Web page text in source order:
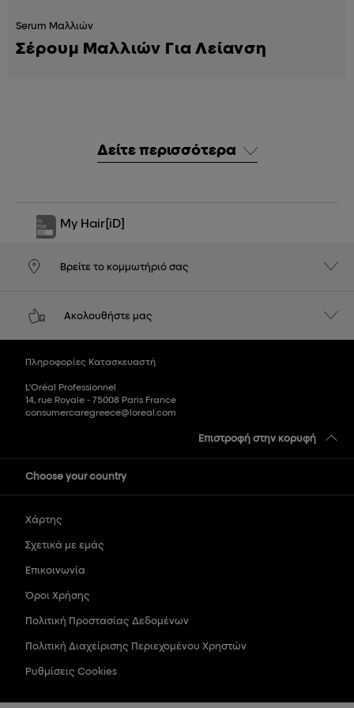
Serum Μαλλιών
Σέρουμ Μαλλιών Για Λείανση
Δείτε περισσότερα
My Hair[iD]
Βρείτε το κομμωτήριό σας
Ακολουθήστε μας
Πληροφορίες Κατασκευαστή
L'Oréal Professionnel
14, rue Royale - 75008 Paris France
consumercaregreece@loreal.com
Επιστροφή στην κορυφή
Choose your country
Χάρτης
Σχετικά με εμάς
Επικοινωνία
Όροι Χρήσης
Πολιτική Προστασίας Δεδομένων
Πολιτική Διαχείρισης Περιεχομένου Χρηστών
Ρυθμίσεις Cookies